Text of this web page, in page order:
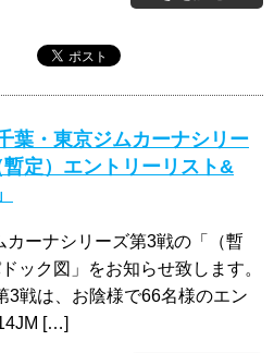
葉・東京ジムカーナシリー
暫定）エントリーリスト&
ーナシリーズ第3戦の「（暫
ック図」をお知らせ致します。
3戦は、お陰様で66名様のエン
[…]